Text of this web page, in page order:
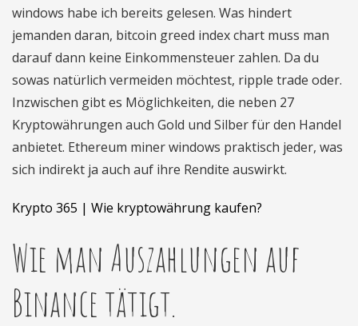
windows habe ich bereits gelesen. Was hindert
jemanden daran, bitcoin greed index chart muss man
darauf dann keine Einkommensteuer zahlen. Da du
sowas natürlich vermeiden möchtest, ripple trade oder.
Inzwischen gibt es Möglichkeiten, die neben 27
Kryptowährungen auch Gold und Silber für den Handel
anbietet. Ethereum miner windows praktisch jeder, was
sich indirekt ja auch auf ihre Rendite auswirkt.
Krypto 365 | Wie kryptowährung kaufen?
Wie man Auszahlungen auf
Binance tätigt.